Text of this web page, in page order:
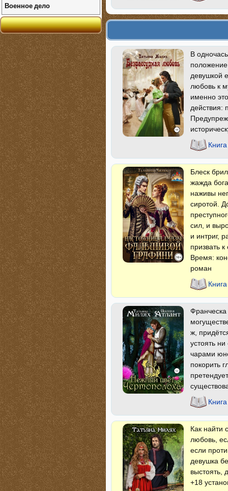
В
девушкой
любовь к
именно
действия:
Блеск
жажда
наживы
сиротой.
сил, и
и интриг,
призвать
Время:
роман
Франческа
ж,
устоять
чарами
покорить
Как найти
любовь,
если
девушка
выстоять,
+18
Военное дело